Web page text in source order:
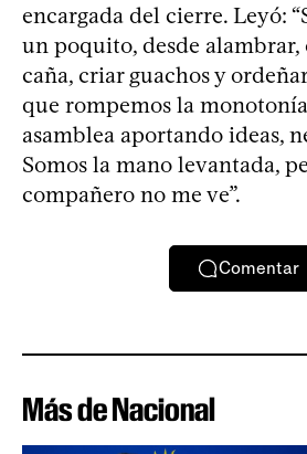
encargada del cierre. Leyó:
un poquito, desde alambrar,
caña, criar guachos y
que rompemos la
asamblea aportando ideas,
Somos la mano levantada,
compañero no me ve”.
Comentar
Más de Nacional